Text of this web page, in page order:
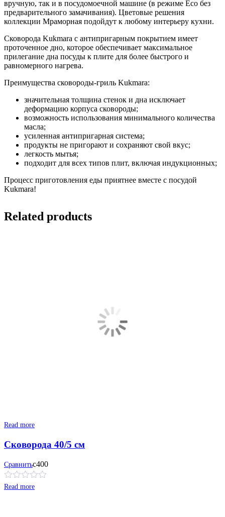
вручную, так и в посудомоечной машине (в режиме Eco без
предварительного замачивания). Цветовые решения
коллекции Мраморная подойдут к любому интерьеру кухни.
Сковорода Kukmara с антипригарным покрытием имеет
проточенное дно, которое обеспечивает максимальное
прилегание дна посуды к плите для более быстрого и
равномерного нагрева.
Преимущества сковороды-гриль Kukmara:
значительная толщина стенок и дна исключает
деформацию корпуса сковороды;
возможность использования минимального количества
масла;
усиленная антипригарная система;
продукты не пригорают и сохраняют свой вкус;
легкость мытья;
подходит для всех типов плит, включая индукционных;
Процесс приготовления еды приятнее вместе с посудой
Kukmara!
Related products
Read more
Сковорода 40/5 см
Сравнитьс400
Read more